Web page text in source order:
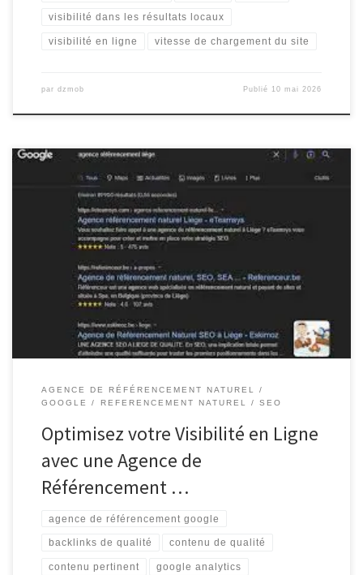
visibilité dans les résultats locaux
visibilité en ligne vitesse de chargement du site
par dzmob Publié 10 mai 2026
Agence de Référencement Google Agence de Référencement
Google : Maximisez votre Visibilité en Ligne Le référencement sur
Google est un élément essentiel pour toute entreprise cherchant
à se démarquer dans l’univers numérique. Une agence de
référencement Google peut vous aider à optimiser votre
présence en ligne et à atteindre un […]
AGENCE DE RÉFÉRENCEMENT NATUREL
GOOGLE
REFERENCEMENT NATUREL SEO
Optimisez votre Visibilité en Ligne
avec une Agence de
Référencement …
agence de référencement google
backlinks de qualité contenu de qualité
contenu pertinent google analytics